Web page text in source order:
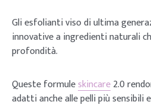
Gli esfolianti viso di ultima
innovative a ingredienti naturali
profondità.
Queste formuleskincare2.0
adatti anche alle pelli più sensibili